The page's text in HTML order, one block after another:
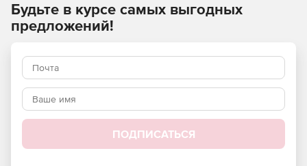
Будьте в курсе самых выгодных
предложений!
ПОДПИСАТЬСЯ